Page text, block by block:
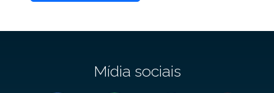
Mídia sociais